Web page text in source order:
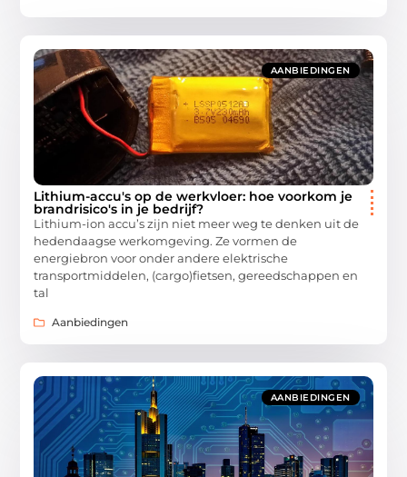
AANBIEDINGEN
Lithium-accu's op de werkvloer: hoe voorkom je
brandrisico's in je bedrijf?
Lithium-ion accu’s zijn niet meer weg te denken uit de
hedendaagse werkomgeving. Ze vormen de
energiebron voor onder andere elektrische
transportmiddelen, (cargo)fietsen, gereedschappen en
tal
Aanbiedingen
AANBIEDINGEN